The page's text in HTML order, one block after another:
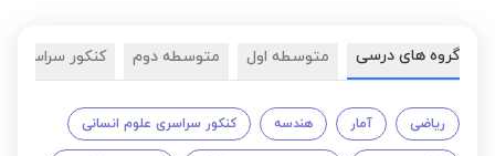
گروه های درسی متوسطه اول متوسطه دوم کنکور سراسری
ریاضی آمار هندسه کنکور سراسری علوم انسانی